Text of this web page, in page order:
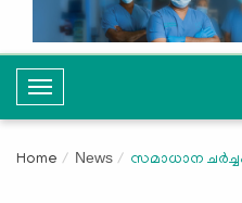
T
o
g
Home News സമാധാന